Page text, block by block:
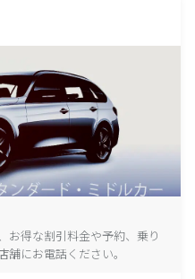
お得な割引料金や予約、乗り
にお電話ください。